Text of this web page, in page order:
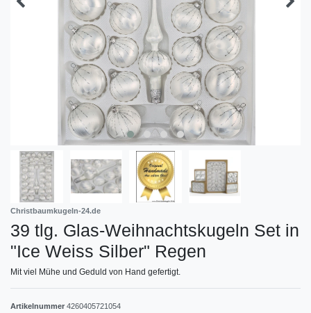
Christbaumkugeln-24.de
39 tlg. Glas-Weihnachtskugeln Set in
"Ice Weiss Silber" Regen
Mit viel Mühe und Geduld von Hand gefertigt.
Artikelnummer 4260405721054